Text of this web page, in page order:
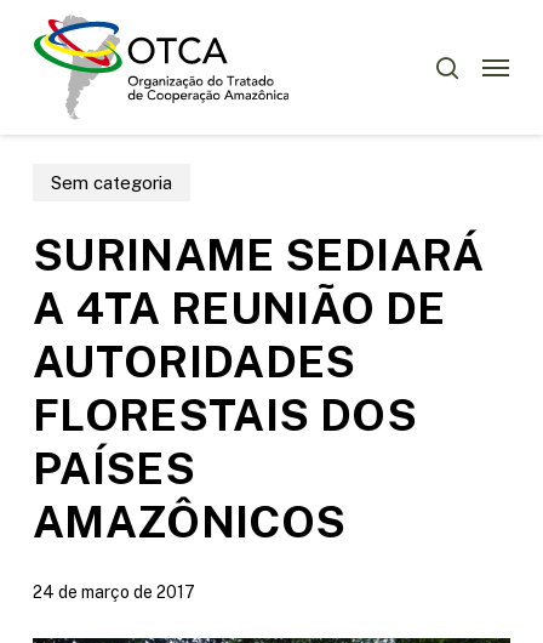
Menu
Sem categoria
SURINAME SEDIARÁ
A 4TA REUNIÃO DE
AUTORIDADES
FLORESTAIS DOS
PAÍSES
AMAZÔNICOS
24 de março de 2017